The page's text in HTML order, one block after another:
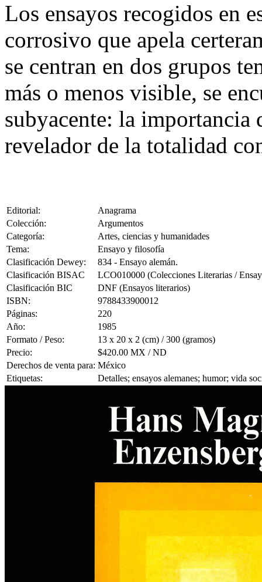
Los ensayos recogidos en
corrosivo que apela
se centran en dos grupos
más o menos visible, se
subyacente: la importancia
revelador de la totalidad
Editorial:
Anagrama
Colección:
Argumentos
Categoría:
Artes, ciencias y humanidades
Tema:
Ensayo y filosofía
Clasificación Dewey:
834 - Ensayo alemán.
Clasificación BISAC
LCO010000 (Colecciones Literarias /
Clasificación BIC
DNF (Ensayos literarios)
ISBN:
9788433900012
Páginas:
220
Año:
1985
Formato / Peso:
13 x 20 x 2 (cm) / 300 (gramos)
Precio:
$420.00 MX / ND
Derechos de venta para: México
Etiquetas:
Detalles; ensayos alemanes; humor; vida